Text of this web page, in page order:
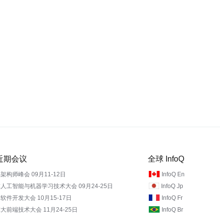
期会议
全球架构师峰会 09月11-12日
全球人工智能与机器学习技术大会 09月24-25日
件开发大会 10月15-17日
全球大前端技术大会 11月24-25日
全球 InfoQ
InfoQ En
InfoQ Jp
InfoQ Fr
InfoQ Br